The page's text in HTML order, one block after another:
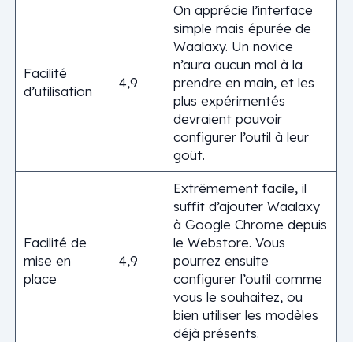
Facilité
d’utilisation
4,9
On apprécie l’interface
simple mais épurée de
Waalaxy. Un novice
n’aura aucun mal à la
prendre en main, et les
plus expérimentés
devraient pouvoir
configurer l’outil à leur
goût.
Facilité de
mise en
place
4,9
Extrêmement facile, il
suffit d’ajouter Waalaxy
à Google Chrome depuis
le Webstore. Vous
pourrez ensuite
configurer l’outil comme
vous le souhaitez, ou
bien utiliser les modèles
déjà présents.